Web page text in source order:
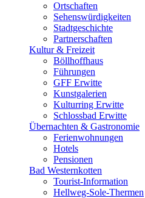
Ortschaften
Sehenswürdigkeiten
Stadtgeschichte
Partnerschaften
Kultur & Freizeit
Böllhoffhaus
Führungen
GFF Erwitte
Kunstgalerien
Kulturring Erwitte
Schlossbad Erwitte
Übernachten & Gastronomie
Ferienwohnungen
Hotels
Pensionen
Bad Westernkotten
Tourist-Information
Hellweg-Sole-Thermen